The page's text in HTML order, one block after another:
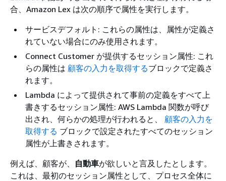
合、Amazon Lex は次の順序で属性を実行します。
サービスデフォルト: これらの属性は、属性が定義さ
れていない場合にのみ使用されます。
Connect Customer が提供するセッション属性: これ
らの属性は 顧客の入力を取得するブロックで定義さ
れます。
Lambda によって提供されて事前の定義をすべて上
書きするセッション属性: AWS Lambda 関数が呼び
出され、何らかの処理が行われると、 顧客の入力を
取得する ブロックで設定されたすべてのセッション
属性が上書きされます。
例えば、顧客が、 自動車が欲しいと言及したとします。
これは、最初のセッション属性として、プロセス全体に